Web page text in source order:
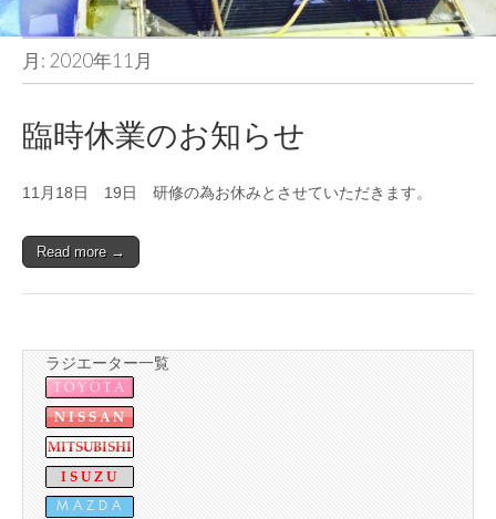
月: 2020年11月
臨時休業のお知らせ
11月18日 19日 研修の為お休みとさせていただきます。
Read more →
ラジエーター一覧